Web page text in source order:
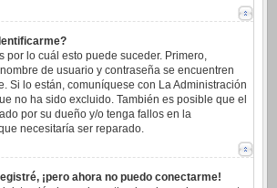
por lo cuál esto puede suceder. Primero,
de usuario y contraseña se encuentren
Si lo están, comuníquese con La Administración
no ha sido excluido. También es posible que el
por su dueño y/o tenga fallos en la
necesitaría ser reparado.
¡pero ahora no puedo conectarme!